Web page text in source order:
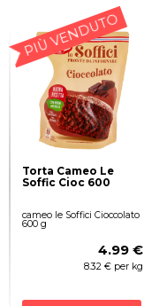
PIÙ VENDUTO
Torta Cameo Le
Soffic Cioc 600
cameo le Soffici Cioccolato
600 g
4.99 €
8.32 € per kg